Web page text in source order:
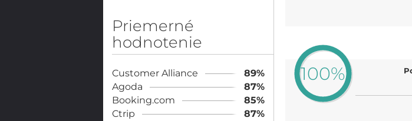
Priemerné
hodnotenie
Customer Alliance
89%
Agoda
87%
Booking.com
85%
Ctrip
87%
100%